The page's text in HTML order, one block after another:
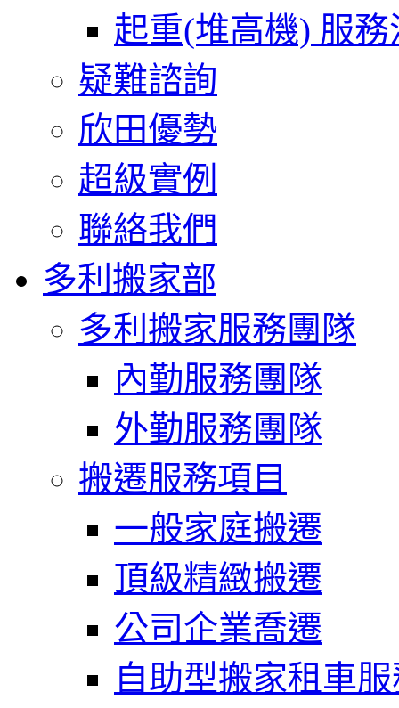
起重(堆高機) 服務
疑難諮詢
欣田優勢
超級實例
聯絡我們
多利搬家部
多利搬家服務團隊
內勤服務團隊
外勤服務團隊
搬遷服務項目
一般家庭搬遷
頂級精緻搬遷
公司企業喬遷
自助型搬家租車